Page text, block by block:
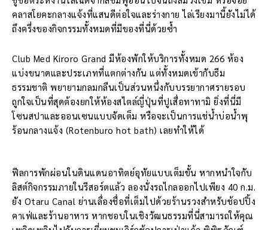
คลาสโยคะกลางแจ้งที่แสนดีต่อใจและร่างกาย ไล่เรียงมานี้ยังไม่ได้
ถึงครึ่งของกิจกรรมทั้งหมดที่มีของที่นี่ด้วยซ้ำ
Club Med Kiroro Grand มีห้องพักให้บริการทั้งหมด 266 ห้อง
แบ่งขนาดและประเภทที่แตกต่างกัน แต่ทั้งหมดเข้ากับธีม
ธรรมชาติ พยายามกลมกลืนเป็นส่วนหนึ่งกับบรรยากาศรายรอบ
ถูกใจเป็นที่สุดต้องยกให้ห้องสไตล์ญี่ปุ่นที่ปูเสื่อทาทามิ ยิ่งที่นี่มี
โซนสปาและออนเซนแบบจัดเต็ม หรือจะเป็นการแช่น้ำบ่อน้ำพุ
ร้อนกลางแจ้ง (Rotenburo hot bath) เลยทำให้ได้
ฟีลการพักผ่อนในดินแดนอาทิตย์อุทัยแบบเต็มขั้น หากหนำใจกับ
ลิสต์กิจกรรมภายในรีสอร์ตแล้ว ลองนั่งรถไกลออกไปเพียง 40 ก.ม.
ยัง Otaru Canal ย่านเลื่องชื่อที่เต็มไปด้วยร้านรวงสำหรับช้อปปิ้ง
คาเฟ่และร้านอาหาร หากชอบในเชิงวัฒนธรรมที่นี่สามารถให้คุณ